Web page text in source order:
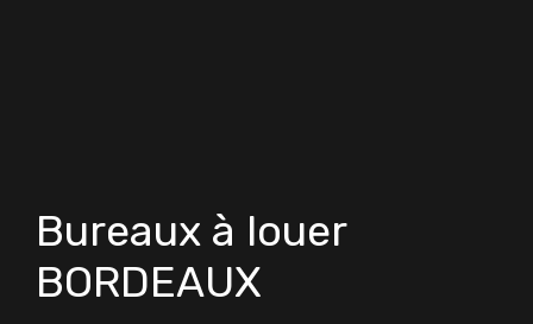
Bureaux à louer
BORDEAUX